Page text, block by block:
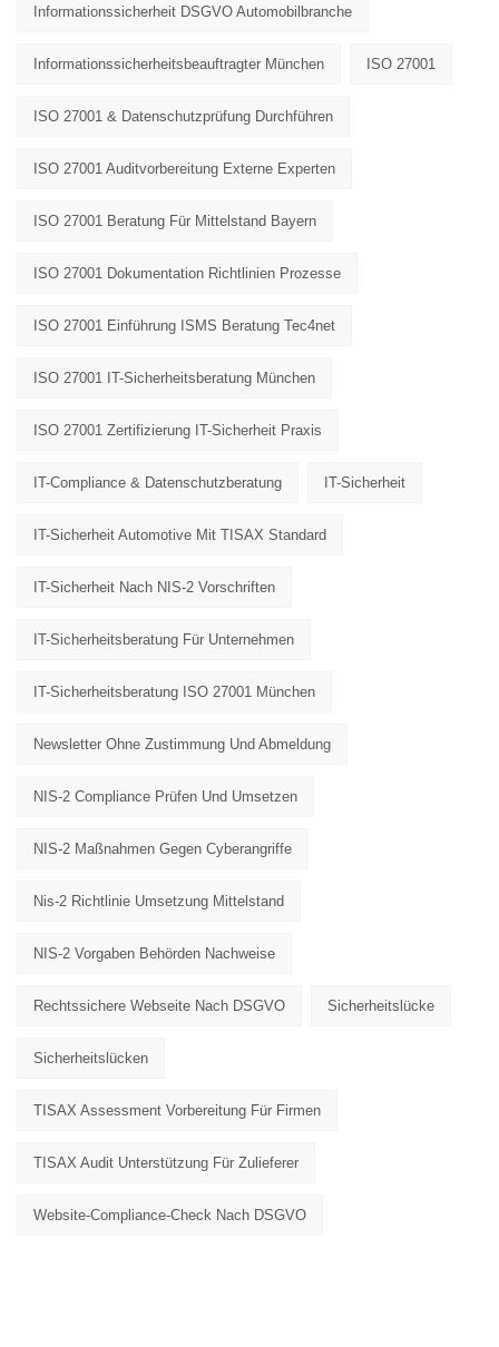
Informationssicherheit DSGVO Automobilbranche
Informationssicherheitsbeauftragter München ISO 27001
ISO 27001 & Datenschutzprüfung Durchführen
ISO 27001 Auditvorbereitung Externe Experten
ISO 27001 Beratung Für Mittelstand Bayern
ISO 27001 Dokumentation Richtlinien Prozesse
ISO 27001 Einführung ISMS Beratung Tec4net
ISO 27001 IT-Sicherheitsberatung München
ISO 27001 Zertifizierung IT-Sicherheit Praxis
IT-Compliance & Datenschutzberatung IT-Sicherheit
IT-Sicherheit Automotive Mit TISAX Standard
IT-Sicherheit Nach NIS-2 Vorschriften
IT-Sicherheitsberatung Für Unternehmen
IT-Sicherheitsberatung ISO 27001 München
Newsletter Ohne Zustimmung Und Abmeldung
NIS-2 Compliance Prüfen Und Umsetzen
NIS-2 Maßnahmen Gegen Cyberangriffe
Nis-2 Richtlinie Umsetzung Mittelstand
NIS-2 Vorgaben Behörden Nachweise
Rechtssichere Webseite Nach DSGVO Sicherheitslücke
Sicherheitslücken
TISAX Assessment Vorbereitung Für Firmen
TISAX Audit Unterstützung Für Zulieferer
Website-Compliance-Check Nach DSGVO